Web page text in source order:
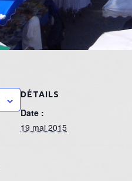
DÉTAILS
Date :
19 mai 2015